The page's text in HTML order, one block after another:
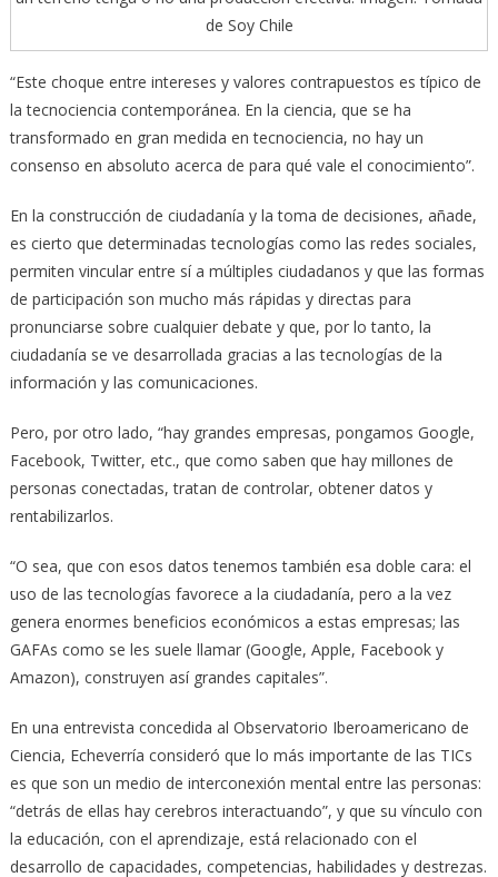
de Soy Chile
“Este choque entre intereses y valores contrapuestos es típico de
la tecnociencia contemporánea. En la ciencia, que se ha
transformado en gran medida en tecnociencia, no hay un
consenso en absoluto acerca de para qué vale el conocimiento”.
En la construcción de ciudadanía y la toma de decisiones, añade,
es cierto que determinadas tecnologías como las redes sociales,
permiten vincular entre sí a múltiples ciudadanos y que las formas
de participación son mucho más rápidas y directas para
pronunciarse sobre cualquier debate y que, por lo tanto, la
ciudadanía se ve desarrollada gracias a las tecnologías de la
información y las comunicaciones.
Pero, por otro lado, “hay grandes empresas, pongamos Google,
Facebook, Twitter, etc., que como saben que hay millones de
personas conectadas, tratan de controlar, obtener datos y
rentabilizarlos.
“O sea, que con esos datos tenemos también esa doble cara: el
uso de las tecnologías favorece a la ciudadanía, pero a la vez
genera enormes beneficios económicos a estas empresas; las
GAFAs como se les suele llamar (Google, Apple, Facebook y
Amazon), construyen así grandes capitales”.
En una entrevista concedida al Observatorio Iberoamericano de
Ciencia, Echeverría consideró que lo más importante de las TICs
es que son un medio de interconexión mental entre las personas:
“detrás de ellas hay cerebros interactuando”, y que su vínculo con
la educación, con el aprendizaje, está relacionado con el
desarrollo de capacidades, competencias, habilidades y destrezas.